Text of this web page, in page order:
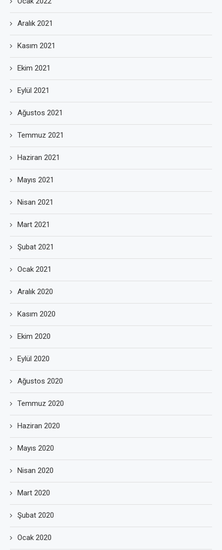
Aralık 2021
Kasım 2021
Ekim 2021
Eylül 2021
Ağustos 2021
Temmuz 2021
Haziran 2021
Mayıs 2021
Nisan 2021
Mart 2021
Şubat 2021
Ocak 2021
Aralık 2020
Kasım 2020
Ekim 2020
Eylül 2020
Ağustos 2020
Temmuz 2020
Haziran 2020
Mayıs 2020
Nisan 2020
Mart 2020
Şubat 2020
Ocak 2020